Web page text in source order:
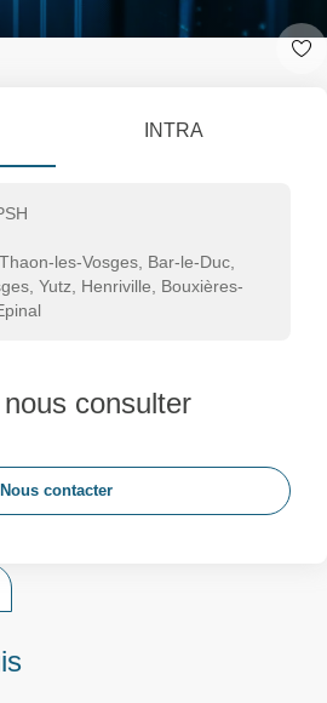
INTRA
les-Vosges, Bar-le-Duc,
Yutz, Henriville, Bouxières-
nous consulter
Nous contacter